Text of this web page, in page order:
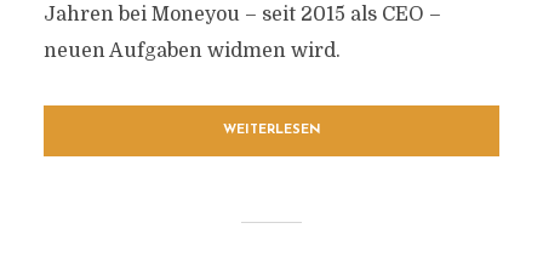
Jahren bei Moneyou – seit 2015 als CEO –
neuen Aufgaben widmen wird.
WEITERLESEN